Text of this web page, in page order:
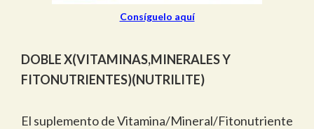
Consíguelo aquí
DOBLE X(VITAMINAS,MINERALES Y
FITONUTRIENTES)(NUTRILITE)
El suplemento de Vitamina/Mineral/Fitonutriente